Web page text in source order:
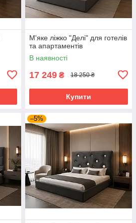
М'яке ліжко "Делі" для готелів
та апартаментів
В наявності
17 249 ₴ 18 250 ₴
Купити
–5%